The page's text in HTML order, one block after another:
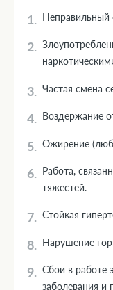
Неправильный
Частая смена
Воздержание
Ожирение
Работа,
тяжестей.
Стойкая
Нарушение
Сбои в работе
заболевания и